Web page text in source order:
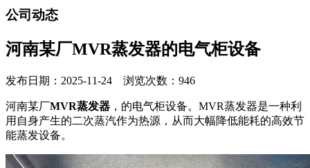
公司动态
河南某厂MVR蒸发器的电气柜设备
发布日期：2025-11-24 浏览次数：946
河南某厂MVR蒸发器 ，的电气柜设备。MVR蒸发器是一种利
用自身产生的二次蒸汽作为热源，从而大幅降低能耗的高效节
能蒸发设备。